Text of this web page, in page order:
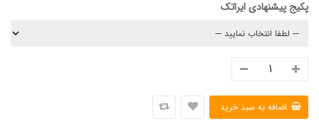
پکیج پیشنهادی ایراتک